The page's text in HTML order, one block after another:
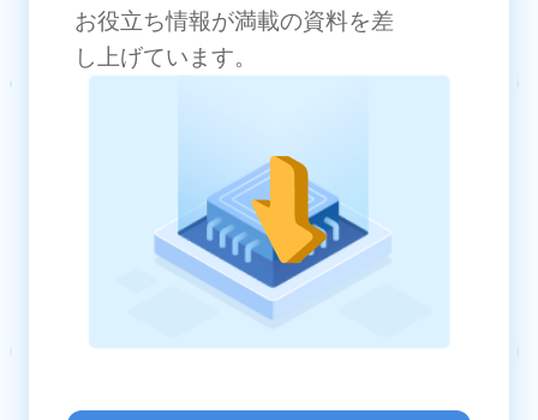
お役立ち情報が満載の資料を差
し上げています。